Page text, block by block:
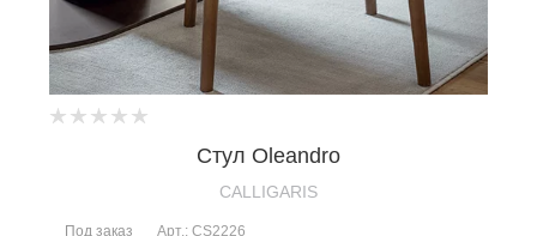
Стул Oleandro
CALLIGARIS
Под заказ Арт.: CS2226